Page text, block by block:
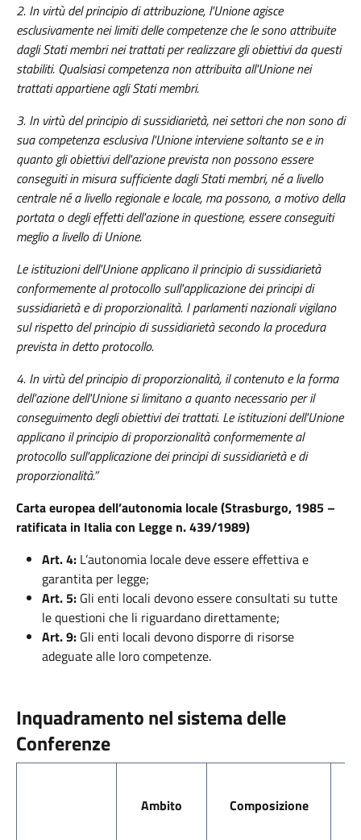
2. In virtù del principio di attribuzione, l'Unione agisce
esclusivamente nei limiti delle competenze che le sono attribuite
dagli Stati membri nei trattati per realizzare gli obiettivi da questi
stabiliti. Qualsiasi competenza non attribuita all'Unione nei
trattati appartiene agli Stati membri.
3. In virtù del principio di sussidiarietà, nei settori che non sono di
sua competenza esclusiva l'Unione interviene soltanto se e in
quanto gli obiettivi dell'azione prevista non possono essere
conseguiti in misura sufficiente dagli Stati membri, né a livello
centrale né a livello regionale e locale, ma possono, a motivo della
portata o degli effetti dell'azione in questione, essere conseguiti
meglio a livello di Unione.
Le istituzioni dell'Unione applicano il principio di sussidiarietà
conformemente al protocollo sull'applicazione dei principi di
sussidiarietà e di proporzionalità. I parlamenti nazionali vigilano
sul rispetto del principio di sussidiarietà secondo la procedura
prevista in detto protocollo.
4. In virtù del principio di proporzionalità, il contenuto e la forma
dell'azione dell'Unione si limitano a quanto necessario per il
conseguimento degli obiettivi dei trattati. Le istituzioni dell'Unione
applicano il principio di proporzionalità conformemente al
protocollo sull'applicazione dei principi di sussidiarietà e di
proporzionalità.”
Carta europea dell’autonomia locale (Strasburgo, 1985 –
ratificata in Italia con Legge n. 439/1989)
Art. 4: L’autonomia locale deve essere effettiva e
garantita per legge;
Art. 5: Gli enti locali devono essere consultati su tutte
le questioni che li riguardano direttamente;
Art. 9: Gli enti locali devono disporre di risorse
adeguate alle loro competenze.
Inquadramento nel sistema delle
Conferenze
Ambito Composizione